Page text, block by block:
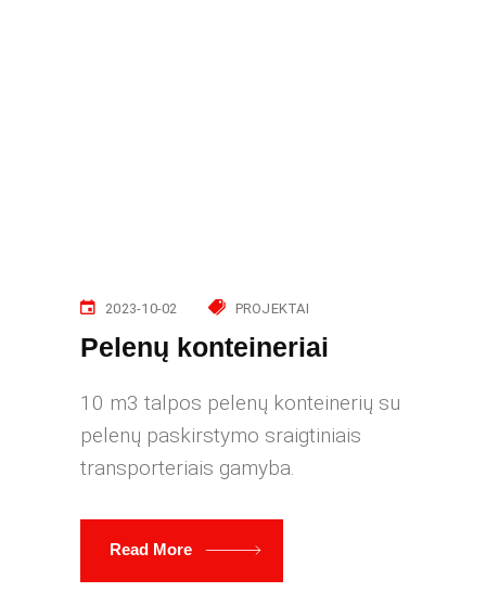
2023-10-02 PROJEKTAI
Pelenų konteineriai
10 m3 talpos pelenų konteinerių su
pelenų paskirstymo sraigtiniais
transporteriais gamyba.
Read More